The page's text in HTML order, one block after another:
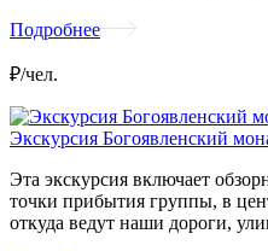
Подробнее
₽/чел.
Экскурсия Богоявленский
Эта экскурсия включает
точки прибытия группы, в
откуда ведут наши дороги,